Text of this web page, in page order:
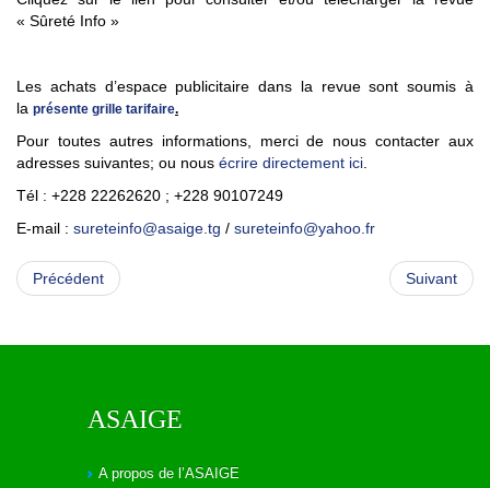
« Sûreté Info »
Les achats d’espace publicitaire dans la revue sont soumis à
la présente grille tarifaire.
Pour toutes autres informations, merci de nous contacter aux
adresses suivantes; ou nous écrire directement ici
Tél : +228 22262620 ; +228 90107249
E-mail : sureteinfo@asaige.tg / sureteinfo@yahoo.fr
Précédent Suivant
ASAIGE
A propos de l’ASAIGE